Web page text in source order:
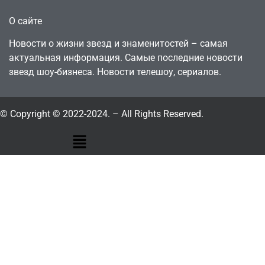
О сайте
Новости о жизни звезд и знаменитостей – самая
актуальная информация. Самые последние новости
звезд шоу-бизнеса. Новости телешоу, сериалов.
© Copyright © 2022-2024. – All Rights Reserved.